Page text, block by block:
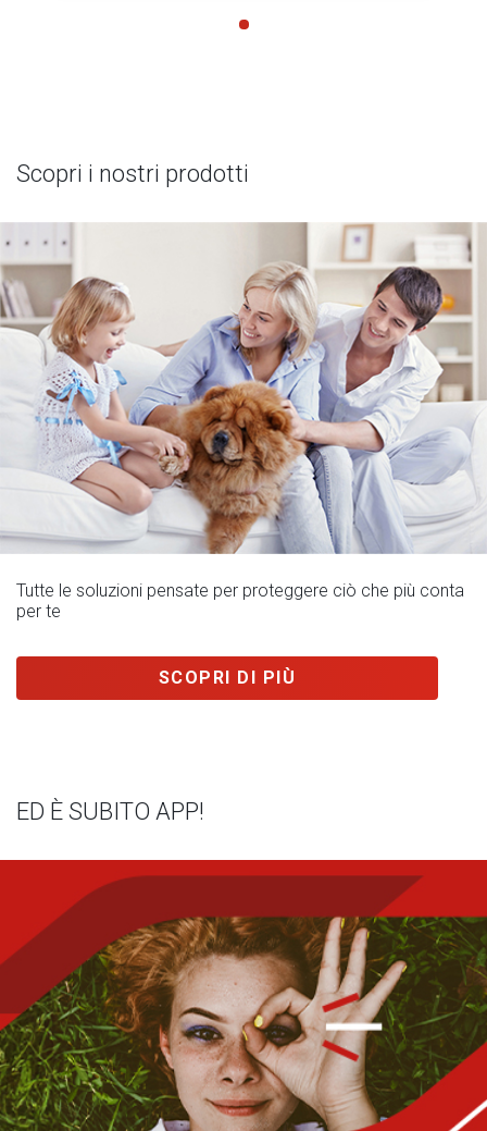
Scopri i nostri prodotti
Tutte le soluzioni pensate per proteggere ciò che più conta
per te
SCOPRI DI PIÙ
ED È SUBITO APP!